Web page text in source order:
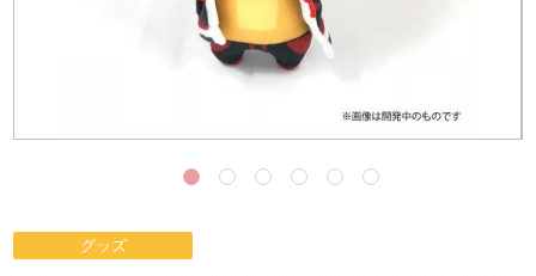
グッズ